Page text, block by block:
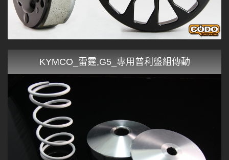
KYMCO_雷霆,G5_專用普利盤組傳動